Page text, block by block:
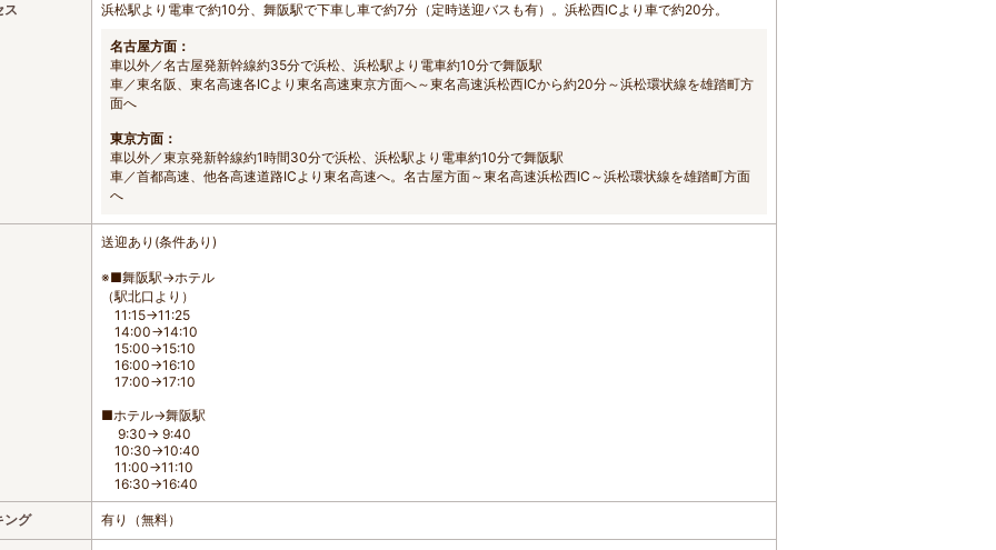
ス 浜松駅より電車で約10分、舞阪駅で下車し車で約7分（定時送迎バスも有）。浜松西ICより車で約20分。
名古屋方面：
車以外／名古屋発新幹線約35分で浜松、浜松駅より電車約10分で舞阪駅
車／東名阪、東名高速各ICより東名高速東京方面へ～東名高速浜松西ICから約20分～浜松環状線を雄踏町方
面へ
東京方面：
車以外／東京発新幹線約1時間30分で浜松、浜松駅より電車約10分で舞阪駅
車／首都高速、他各高速道路ICより東名高速へ。名古屋方面～東名高速浜松西IC～浜松環状線を雄踏町方面
へ
送迎あり(条件あり)
※■舞阪駅→ホテル
（駅北口より）
11:15→11:25
14:00→14:10
15:00→15:10
16:00→16:10
17:00→17:10
■ホテル→舞阪駅
9:30→ 9:40
10:30→10:40
11:00→11:10
16:30→16:40
ング 有り（無料）